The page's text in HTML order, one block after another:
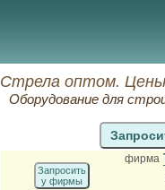
Стрела оптом.
Оборудование для
Запросить
у фирмы
фирма